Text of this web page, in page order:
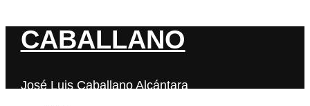
CABALLANO
José Luis Caballano Alcántara